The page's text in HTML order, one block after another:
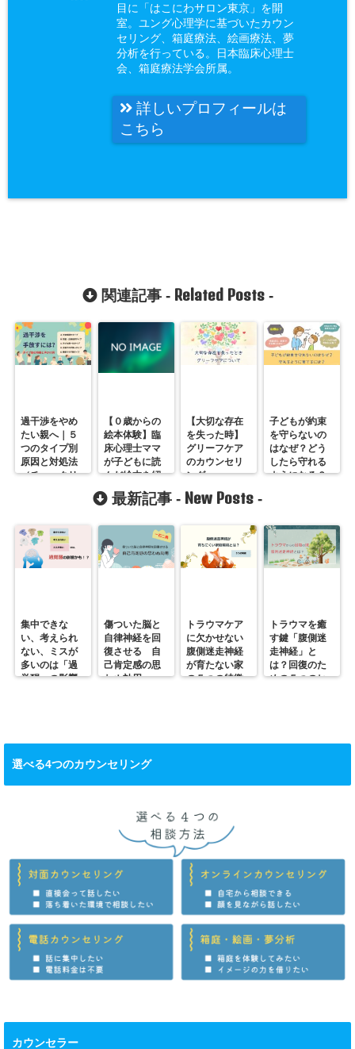
目に「はこにわサロン東京」を開
室。ユング心理学に基づいたカウン
セリング、箱庭療法、絵画療法、夢
分析を行っている。日本臨床心理士
会、箱庭療法学会所属。
詳しいプロフィールは
こちら
関連記事 - Related Posts-
過干渉をやめ
たい親へ｜５
つのタイプ別
原因と対処法
（チェックリ
【０歳からの
絵本体験】臨
床心理士ママ
が子どもに読
んだ絵本を紹
介
【大切な存在
を失った時】
グリーフケア
のカウンセリ
ング
子どもが約束
を守らないの
はなぜ？どう
したら守れる
ようになる？
最新記事 - New Posts -
集中できな
い、考えられ
ない、ミスが
多いのは「過
覚醒」の影響
傷ついた脳と
自律神経を回
復させる 自
己肯定感の思
わぬ効用
トラウマケア
に欠かせない
腹側迷走神経
が育たない家
の５つの特徴
トラウマを癒
す鍵「腹側迷
走神経」と
は？回復のた
めの５つのヒ
選べる4つのカウンセリング
カウンセラー